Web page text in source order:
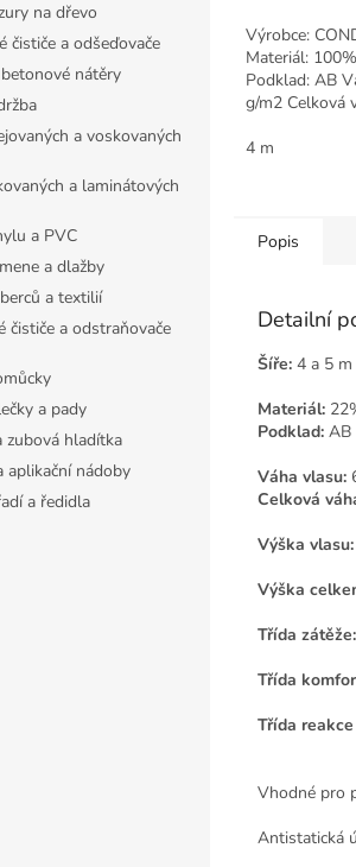
na dřevo
čističe a odšeďovače
nátěry
a voskovaných
a laminátových
a PVC
a dlažby
a textilií
čističe a odstraňovače
a pady
zubová hladítka
aplikační nádoby
a ředidla
Výrobce:
Materiál:
Podklad: AB
g/m2 Celková
4 m
Popis
Detailní
Šíře: 4 a 5 m
Materiál:
Podklad: AB
Váha vlasu:
Celková
Výška vlasu:
Výška
Třída zátěže:
Třída
Třída
Vhodné pro
Antistatická